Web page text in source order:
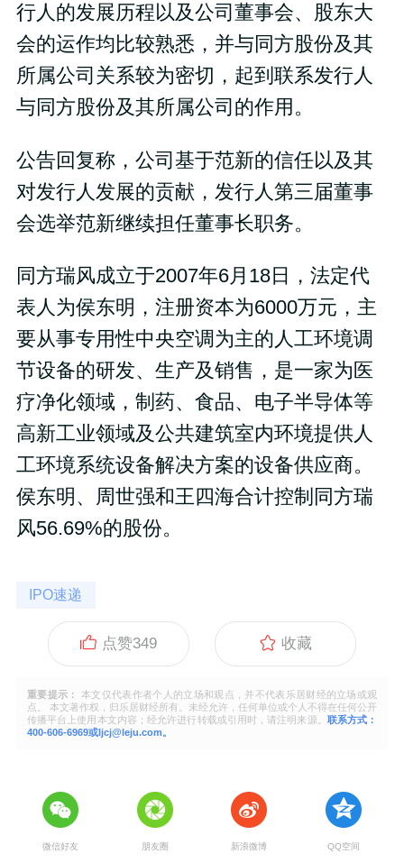
行人的发展历程以及公司董事会、股东大
会的运作均比较熟悉，并与同方股份及其
所属公司关系较为密切，起到联系发行人
与同方股份及其所属公司的作用。
公告回复称，公司基于范新的信任以及其
对发行人发展的贡献，发行人第三届董事
会选举范新继续担任董事长职务。
同方瑞风成立于2007年6月18日，法定代
表人为侯东明，注册资本为6000万元，主
要从事专用性中央空调为主的人工环境调
节设备的研发、生产及销售，是一家为医
疗净化领域，制药、食品、电子半导体等
高新工业领域及公共建筑室内环境提供人
工环境系统设备解决方案的设备供应商。
侯东明、周世强和王四海合计控制同方瑞
风56.69%的股份。
IPO速递
点赞349 收藏
重要提示：
本文仅代表作者个人的立场和观点，并不代表乐居财经的立场或观
点。 本文著作权，归乐居财经所有。未经允许，任何单位或个人不得在任何公开
传播平台上使用本文内容；经允许进行转载或引用时，请注明来源。 联系方式：
400-606-6969或ljcj@leju.com。
微信好友 朋友圈 新浪微博 QQ空间